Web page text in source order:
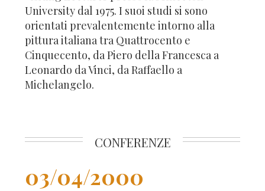
University dal 1975. I suoi studi si sono
orientati prevalentemente intorno alla
pittura italiana tra Quattrocento e
Cinquecento, da Piero della Francesca a
Leonardo da Vinci, da Raffaello a
Michelangelo.
CONFERENZE
03/04/2000